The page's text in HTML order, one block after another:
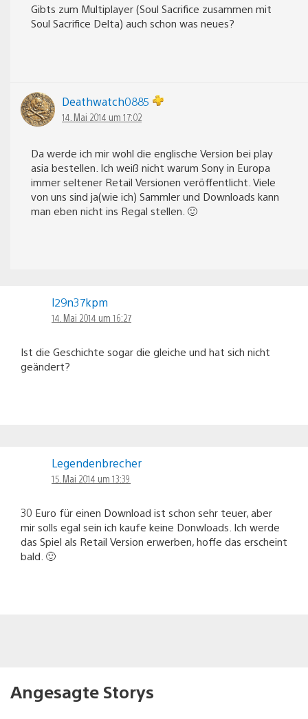
Gibts zum Multiplayer (Soul Sacrifice zusammen mit
Soul Sacrifice Delta) auch schon was neues?
Deathwatch0885
14. Mai 2014 um 17:02
Da werde ich mir wohl die englische Version bei play
asia bestellen. Ich weiß nicht warum Sony in Europa
immer seltener Retail Versionen veröffentlicht. Viele
von uns sind ja(wie ich) Sammler und Downloads kann
man eben nicht ins Regal stellen. 🙂
l29n37kpm
14. Mai 2014 um 16:27
Ist die Geschichte sogar die gleiche und hat sich nicht
geändert?
Legendenbrecher
15. Mai 2014 um 13:39
30 Euro für einen Download ist schon sehr teuer, aber
mir solls egal sein ich kaufe keine Donwloads. Ich werde
das Spiel als Retail Version erwerben, hoffe das erscheint
bald. 🙂
Angesagte Storys